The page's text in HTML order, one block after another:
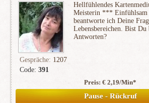
Code: 391
Hellfühlendes
Meisterin *** Einfühlsam
beantworte ich Deine
Lebensbereichen. Bist
Antworten?
Gespräche: 1207
(464)
Preis: € 2,19/Min*
Pause - Rückruf